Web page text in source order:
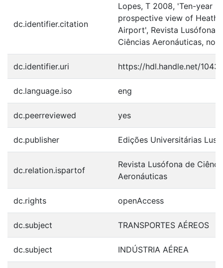
dc.identifier.citation
Lopes, T 2008, 'Ten-year
prospective view of
Airport', Revista Lusófona
Ciências Aeronáuticas, no.
dc.identifier.uri https://hdl.handle.net/
dc.language.iso eng
dc.peerreviewed yes
dc.publisher Edições Universitárias
dc.relation.ispartof
Revista Lusófona de
Aeronáuticas
dc.rights openAccess
dc.subject TRANSPORTES AÉREOS
dc.subject INDÚSTRIA AÉREA